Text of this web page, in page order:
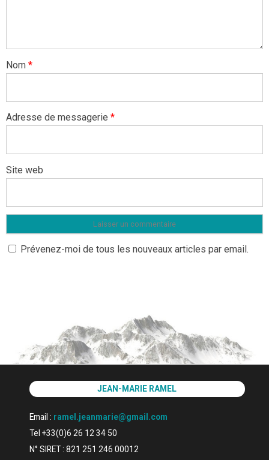
Nom *
Adresse de messagerie *
Site web
Prévenez-moi de tous les nouveaux articles par email.
JEAN-MARIE RAMEL
Email : ramel.jeanmarie@gmail.com
Tel +33(0)6 26 12 34 50
N° SIRET : 821 251 246 00012